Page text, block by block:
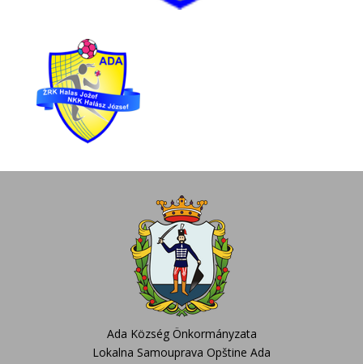
Ada Község Önkormányzata
Lokalna Samouprava Opštine Ada